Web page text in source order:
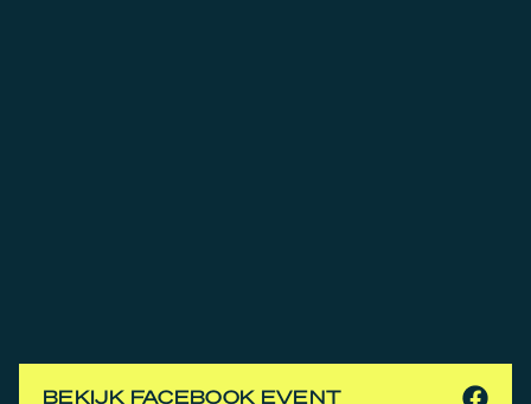
BEKIJK FACEBOOK EVENT